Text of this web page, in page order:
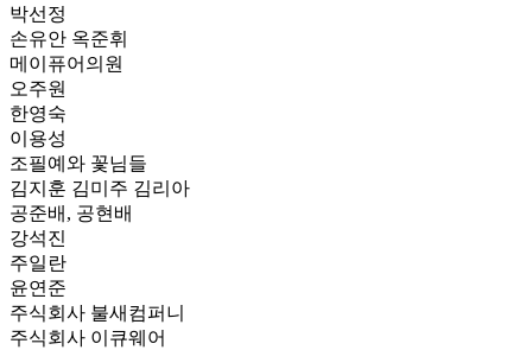
박선정
손유안 옥준휘
메이퓨어의원
오주원
한영숙
이용성
조필예와 꽃님들
김지훈 김미주 김리아
공준배, 공현배
강석진
주일란
윤연준
주식회사 불새컴퍼니
주식회사 이큐웨어